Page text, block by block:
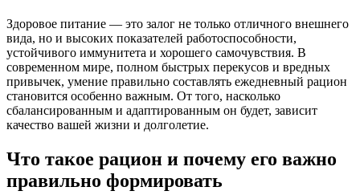
Здоровое питание — это залог не только отличного внешнего
вида, но и высоких показателей работоспособности,
устойчивого иммунитета и хорошего самочувствия. В
современном мире, полном быстрых перекусов и вредных
привычек, умение правильно составлять ежедневный рацион
становится особенно важным. От того, насколько
сбалансированным и адаптированным он будет, зависит
качество вашей жизни и долголетие.
Что такое рацион и почему его важно
правильно формировать